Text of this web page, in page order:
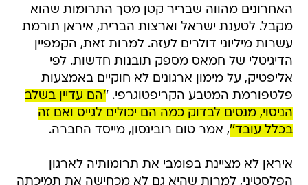
האחרונים מהווה שבריר קטן מסך התרומות שהוא
מקבל. לטענת ישראל וארצות הברית, איראן תורמת
עשרות מיליוני דולרים לעזה. למרות זאת, הקמפיין
הדיגיטלי של חמאס מספק תובנות חדשות. לפי
אליפטיק, על מימון ארגונים לא חוקיים באמצעות
פלטפורמת המטבע הקריפטוגרפי. ''הם עדיין בשלב
הניסוי, מנסים לבדוק כמה הם יכולים לגייס ואם זה
בכלל עובד'', אמר טום רובינסון, מייסד החברה.
איראן לא מציינת בפומבי את תרומותיה לארגון
הפלסטיני, למרות שהיא גם לא מכחישה את תמיכתה